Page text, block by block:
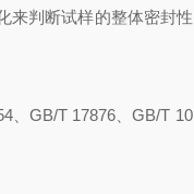
来判断试样的整体密封性
、GB/T 17876、GB/T 10